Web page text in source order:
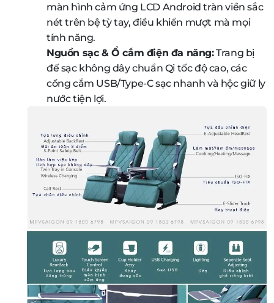
màn hình cảm ứng LCD Android tràn viền sắc
nét trên bệ tỳ tay, điều khiển mượt mà mọi
tính năng.
Nguồn sạc & Ổ cắm điện đa năng:Trang bị
đế sạc không dây chuẩn Qi tốc độ cao, các
cổng cắm USB/Type-C sạc nhanh và hộc giữ ly
nước tiện lợi.